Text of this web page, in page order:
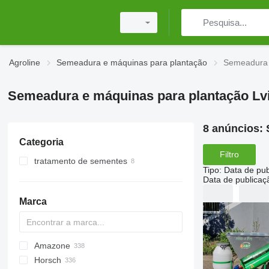
Agroline Semeadura e máquinas para plantação
Semeadura e máquinas para plantação
Categoria
tratamento de sementes
Marca
DA
Monopill
ATO30
SN300
Amazone
AD
Double
Green Plains
Aeromat
Swifter
S-series
5710
8
Falcon
SZF
Multicorn
Manta
R-series
CPH
MATRIX
VL
DK
DSX
Horsch
8 anúncios:
Filtro
Tipo: Data de
Data de